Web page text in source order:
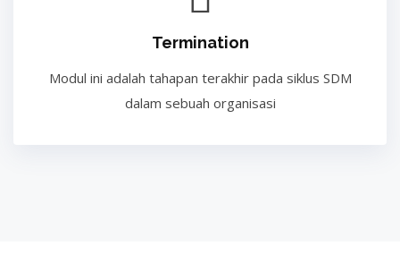
Termination
Modul ini adalah tahapan terakhir pada siklus SDM
dalam sebuah organisasi